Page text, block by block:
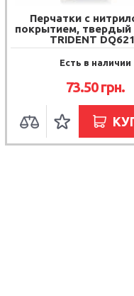
Перчатки с
покрытием,
TRIDENT
Есть в наличии
73.50грн.